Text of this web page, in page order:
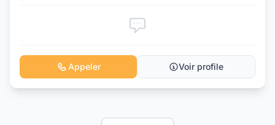
Appeler Voir profile